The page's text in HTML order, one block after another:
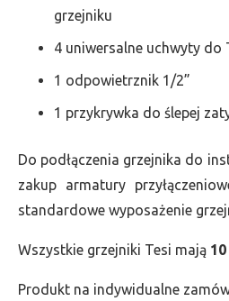
grzejniku
4 uniwersalne uchwyty do
1 odpowietrznik 1/2”
1 przykrywka do ślepej
Do podłączenia grzejnika do
zakup armatury
standardowe wyposażenie
Wszystkie grzejniki Tesi mają
Produkt na indywidualne